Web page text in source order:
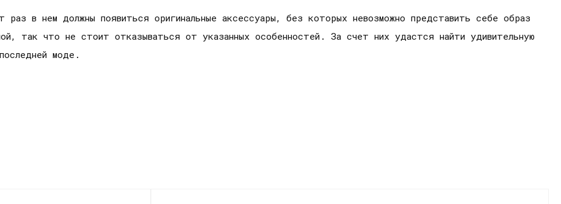
в нем должны появиться оригинальные аксессуары, без которых невозможно представить себе образ
так что не стоит отказываться от указанных особенностей. За счет них удастся найти удивительную
моде.